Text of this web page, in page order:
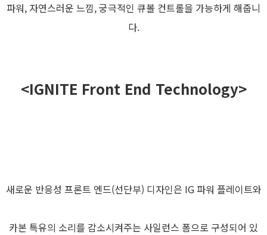
파워, 자연스러운 느낌, 궁극적인 큐볼 컨트롤을 가능하게 해줍니
다.
<IGNITE Front End Technology>
새로운 반응성 프론트 엔드(선단부) 디자인은 IG 파워 플레이트와
카본 특유의 소리를 감소시켜주는 사일런스 폼으로 구성되어 있